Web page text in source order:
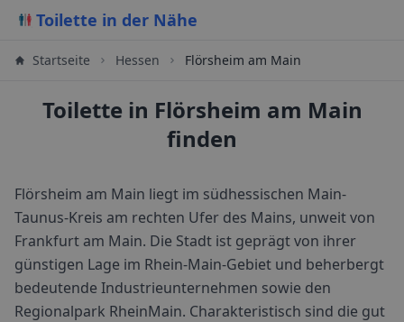
Toilette in der Nähe
Startseite Hessen Flörsheim am Main
Toilette in Flörsheim am Main
finden
Flörsheim am Main liegt im südhessischen Main-
Taunus-Kreis am rechten Ufer des Mains, unweit von
Frankfurt am Main. Die Stadt ist geprägt von ihrer
günstigen Lage im Rhein-Main-Gebiet und beherbergt
bedeutende Industrieunternehmen sowie den
Regionalpark RheinMain. Charakteristisch sind die gut